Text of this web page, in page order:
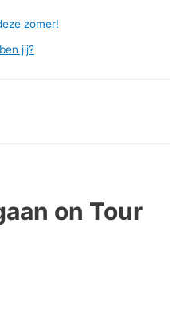
zomer!
jij?
on Tour